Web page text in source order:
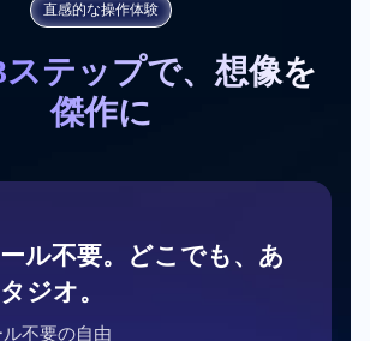
直感的な操作体験
テップで、想像を
傑作に
ル不要。どこでも、あ
ジオ。
不要の自由